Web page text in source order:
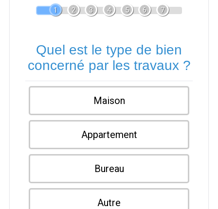
1 2 3 4 5 6 7
Quel est le type de bien
concerné par les travaux ?
Maison
Appartement
Bureau
Autre